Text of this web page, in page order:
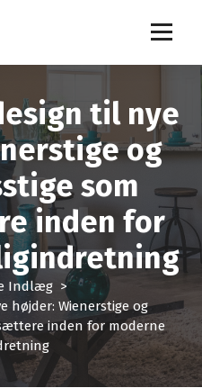
til nye
og
som
inden for
Indlæg >
højder: Wienerstige og
inden for moderne